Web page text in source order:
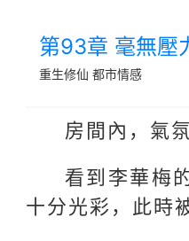
第93章 毫無壓
重生修仙 都市情感
房間內，氣
看到李華梅
十分光彩，此時